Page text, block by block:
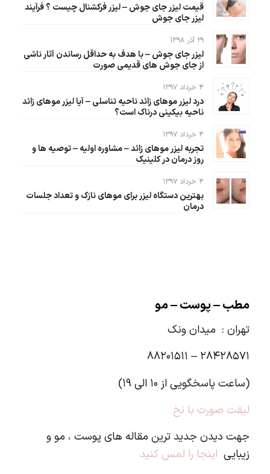
قیمت لیزر جای جوش – لیزر فرکشنال چیست ؟ فرآیند
لیزر جای جوش
۲۹ آذر ۱۳۹۸
لیزر جای جوش – با هدف به حداقل رساندن آثار ناشی
از جای جوش های قدیمی صورت
۴ خرداد ۱۳۹۷
درد لیزر موهای زائد ناحیه تناسلی – آیا لیزر موهای زائد
ناحیه بیکینی درناک است؟
۴ خرداد ۱۳۹۷
تجربه لیزر موهای زائد – مشاوره اولیه – توصیه ها و
روز درمان در کلینیک
۴ خرداد ۱۳۹۷
بهترین دستگاه لیزر برای موهای نازک و تعداد جلسات
درمان
مطب – پوست – مو
تهران : میدان ونک
۲۸۴۲۸۵۷۱ – ۸۸۲۰۱۵۱۱
(ساعت پاسخگویی از ۱۰ الی ۱۹)
لیفت صورت با نخ
جهت دیدن جدید ترین مقاله های پوست ، مو و
زیبایی اینجا را لمس کنید